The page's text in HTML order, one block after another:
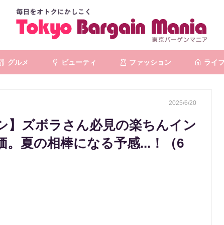
グルメ ビューティ ファッション ライフ
2025/6/20
】ズボラさん必見の楽ちんイン
。夏の相棒になる予感...！（6